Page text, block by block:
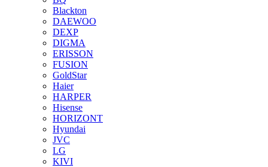
Blackton
DAEWOO
DEXP
DIGMA
ERISSON
FUSION
GoldStar
Haier
HARPER
Hisense
HORIZONT
Hyundai
JVC
LG
KIVI